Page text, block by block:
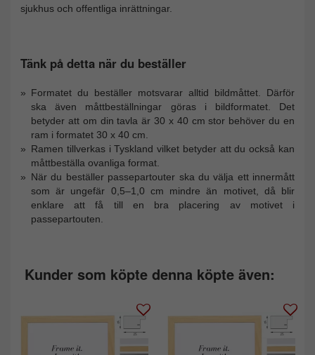
sjukhus och offentliga inrättningar.
Tänk på detta när du beställer
Formatet du beställer motsvarar alltid bildmåttet. Därför
ska även måttbeställningar göras i bildformatet. Det
betyder att om din tavla är 30 x 40 cm stor behöver du en
ram i formatet 30 x 40 cm.
Ramen tillverkas i Tyskland vilket betyder att du också kan
måttbeställa ovanliga format.
När du beställer passepartouter ska du välja ett innermått
som är ungefär 0,5–1,0 cm mindre än motivet, då blir
enklare att få till en bra placering av motivet i
passepartouten.
Kunder som köpte denna köpte även: